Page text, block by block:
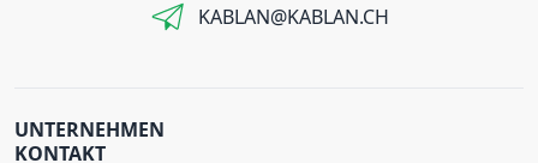
KABLAN@KABLAN.CH
UNTERNEHMEN
KONTAKT